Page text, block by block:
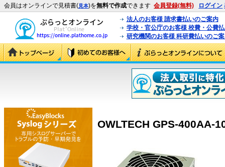
会員はオンラインで見積書(見本)を無料で作成できます 会員登録(無料) ログイン
法人のお客様 請求書払いのご案内
学校・官公庁のお客様 校費・公費
研究機関のお客様 科研費払いのご
OWLTECH GPS-400AA-